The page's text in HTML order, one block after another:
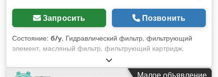
Запросить Позвонить
Состояние: б/у, Гидравлический фильтр, фильтрующий
элемент, масляный фильтр, фильтрующий картридж,
гидравлический масляный фильтр, топливный фильтр,
накладной фильтр -Фильтрующие элементы:
Малое объявление